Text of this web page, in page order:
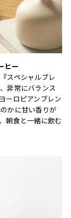
ヒー
スペシャルブレ
非常にバランス
ーロピアンブレン
かに甘い香りが
朝食と一緒に飲む